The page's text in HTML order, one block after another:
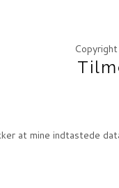
at mine indtastede